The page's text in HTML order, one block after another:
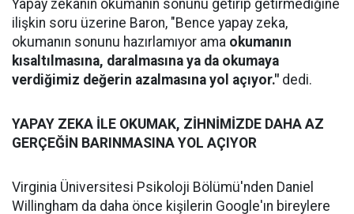
Yapay zekanın okumanın sonunu getirip getirmediğine
ilişkin soru üzerine Baron, "Bence yapay zeka,
okumanın sonunu hazırlamıyor ama okumanın
kısaltılmasına, daralmasına ya da okumaya
verdiğimiz değerin azalmasına yol açıyor." dedi.
YAPAY ZEKA İLE OKUMAK, ZİHNİMİZDE DAHA AZ
GERÇEĞİN BARINMASINA YOL AÇIYOR
Virginia Üniversitesi Psikoloji Bölümü'nden Daniel
Willingham da daha önce kişilerin Google'ın bireylere